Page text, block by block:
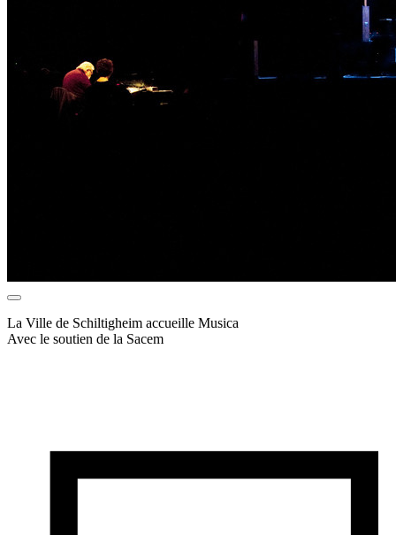
La Ville de Schiltigheim accueille Musica
Avec le soutien de la Sacem